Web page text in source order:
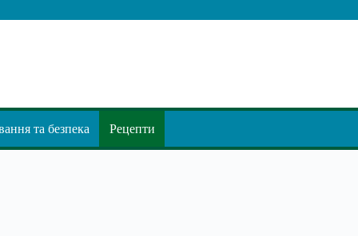
та безпека Рецепти